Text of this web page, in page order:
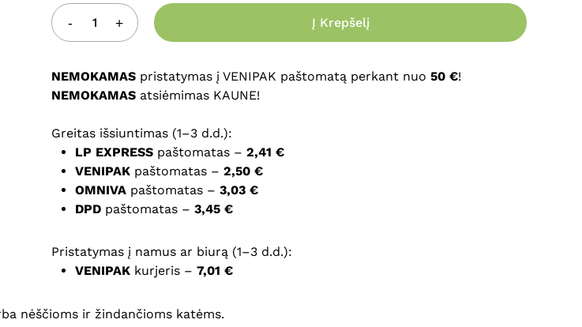
Į Krepšelį
NEMOKAMAS pristatymas į VENIPAK paštomatą perkant nuo 50 €!
NEMOKAMAS atsiėmimas KAUNE!
Greitas išsiuntimas (1–3 d.d.):
LP EXPRESS paštomatas – 2,41 €
VENIPAK paštomatas – 2,50 €
OMNIVA paštomatas – 3,03 €
DPD paštomatas – 3,45 €
Pristatymas į namus ar biurą (1–3 d.d.):
VENIPAK kurjeris – 7,01 €
nėščioms ir žindančioms katėms.
Noriu savo interneto naršyklėje išsaugoti vardą, el. pašto adresą ir interneto
komentarą.